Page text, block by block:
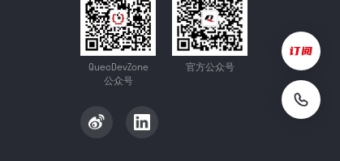
QuecDevZone
公众号
官方公众号